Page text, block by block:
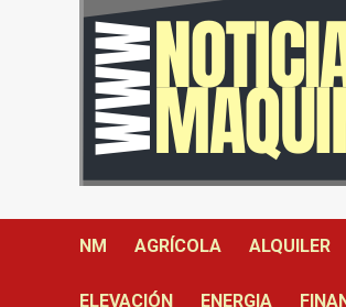
NM AGRÍCOLA ALQUILER
ELEVACIÓN ENERGIA